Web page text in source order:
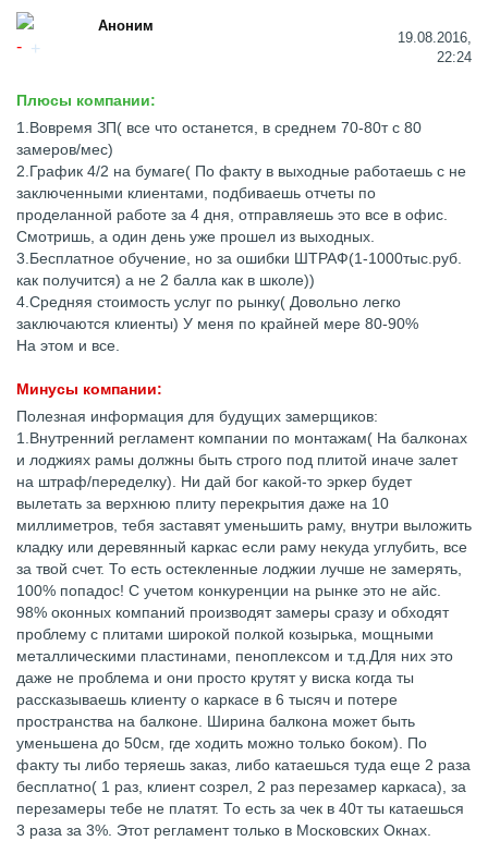
Аноним
19.08.2016,
22:24
Плюсы компании:
1.Вовремя ЗП( все что останется, в среднем 70-80т с 80
замеров/мес)
2.График 4/2 на бумаге( По факту в выходные работаешь с не
заключенными клиентами, подбиваешь отчеты по
проделанной работе за 4 дня, отправляешь это все в офис.
Смотришь, а один день уже прошел из выходных.
3.Бесплатное обучение, но за ошибки ШТРАФ(1-1000тыс.руб.
как получится) а не 2 балла как в школе))
4.Средняя стоимость услуг по рынку( Довольно легко
заключаются клиенты) У меня по крайней мере 80-90%
На этом и все.
Минусы компании:
Полезная информация для будущих замерщиков:
1.Внутренний регламент компании по монтажам( На балконах
и лоджиях рамы должны быть строго под плитой иначе залет
на штраф/переделку). Ни дай бог какой-то эркер будет
вылетать за верхнюю плиту перекрытия даже на 10
миллиметров, тебя заставят уменьшить раму, внутри выложить
кладку или деревянный каркас если раму некуда углубить, все
за твой счет. То есть остекленные лоджии лучше не замерять,
100% попадос! С учетом конкуренции на рынке это не айс.
98% оконных компаний производят замеры сразу и обходят
проблему с плитами широкой полкой козырька, мощными
металлическими пластинами, пеноплексом и т.д.Для них это
даже не проблема и они просто крутят у виска когда ты
рассказываешь клиенту о каркасе в 6 тысяч и потере
пространства на балконе. Ширина балкона может быть
уменьшена до 50см, где ходить можно только боком). По
факту ты либо теряешь заказ, либо катаешься туда еще 2 раза
бесплатно( 1 раз, клиент созрел, 2 раз перезамер каркаса), за
перезамеры тебе не платят. То есть за чек в 40т ты катаешься
3 раза за 3%. Этот регламент только в Московских Окнах.